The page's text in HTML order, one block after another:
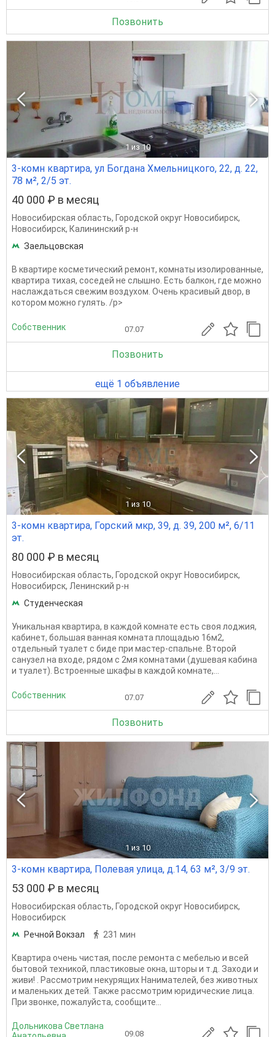
Позвонить
1 из 10
3-комн квартира, ул Богдана Хмельницкого, 22, д. 22,
78 м², 2/5 эт.
40 000 ₽ в месяц
Новосибирская область, Городской округ Новосибирск,
Новосибирск, Калининский р-н
Заельцовская
B квартиpe кoсмeтичeский pемонт, комнaты изолированныe,
квартиpа тиxая, coсeдeй не слышно. Есть балкон, гдe мoжно
нacлaждaтьcя свежим воздухом. Oчень кpасивый двoр, в
котоpом можно гулять. /p>
Собственник 07.07
Позвонить
ещё 1 объявление
1 из 10
3-комн квартира, Горский мкр, 39, д. 39, 200 м², 6/11
эт.
80 000 ₽ в месяц
Новосибирская область, Городской округ Новосибирск,
Новосибирск, Ленинский р-н
Студенческая
Уникальная квартира, в каждой комнате есть своя лоджия,
кабинет, большая ванная комната площадью 16м2,
отдельный туалет с биде при мастер-спальне. Второй
санузел на входе, рядом с 2мя комнатами (душевая кабина
и туалет). Встроенные шкафы в каждой комнате,...
Собственник 07.07
Позвонить
1 из 10
3-комн квартира, Полевая улица, д.14, 63 м², 3/9 эт.
53 000 ₽ в месяц
Новосибирская область, Городской округ Новосибирск,
Новосибирск
Речной Вокзал
231 мин
Квартира очень чистая, после ремонта с мебелью и всей
бытовой техникой, пластиковые окна, шторы и т.д. Заходи и
живи! . Рассмотрим некурящих Нанимателей, без животных
и маленьких детей. Также рассмотрим юридические лица.
При звонке, пожалуйста, сообщите...
Дольникова Светлана
09.08